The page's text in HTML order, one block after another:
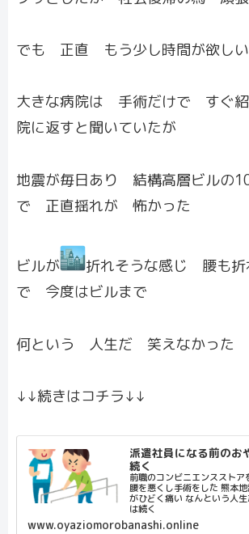
でも 正直 もう少し時間が欲しい
大きな病院は 手術だけで すぐ紹
院に返すと聞いていたが
地震が毎日あり 結構高層ビルの
で 正直揺れが 怖かった
ビルが
折れそうな感じ 腰も折
で 今度はビルまで
何という 人生だ 笑えなかった
↓↓続きはコチラ↓↓
派遣社員になる前のお
続く
前職のコンビニエンスストア
腰を悪くし手術をした 熊本
がひどく痛い なんという人
は続く
www.oyaziomorobanashi.online